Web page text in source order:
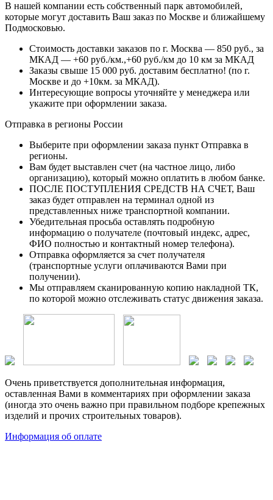
В нашей компании есть собственный парк автомобилей,
которые могут доставить Ваш заказ по Москве и ближайшему
Подмосковью.
Стоимость доставки заказов по г. Москва — 850 руб., за
МКАД — +60 руб./км.,+60 руб./км до 10 км за МКАД
Заказы свыше 15 000 руб. доставим бесплатно! (по г.
Москве и до +10км. за МКАД).
Интересующие вопросы уточняйте у менеджера или
укажите при оформлении заказа.
Отправка в регионы России
Выберите при оформлении заказа пункт Отправка в
регионы.
Вам будет выставлен счет (на частное лицо, либо
организацию), который можно оплатить в любом банке.
ПОСЛЕ ПОСТУПЛЕНИЯ СРЕДСТВ НА СЧЕТ, Ваш
заказ будет отправлен на терминал одной из
представленных ниже транспортной компании.
Убедительная просьба оставлять подробную
информацию о получателе (почтовый индекс, адрес,
ФИО полностью и контактный номер телефона).
Отправка оформляется за счет получателя
(транспортные услуги оплачиваются Вами при
получении).
Мы отправляем сканированную копию накладной ТК,
по которой можно отслеживать статус движения заказа.
Очень приветствуется дополнительная информация,
оставленная Вами в комментариях при оформлении заказа
(иногда это очень важно при правильном подборе крепежных
изделий и прочих строительных товаров).
Информация об оплате